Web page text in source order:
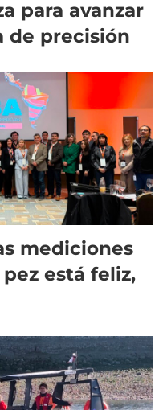
para avanzar
de precisión
mediciones
está feliz,